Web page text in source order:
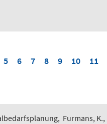
5 6 7 8 9 10 11
, Furmans,